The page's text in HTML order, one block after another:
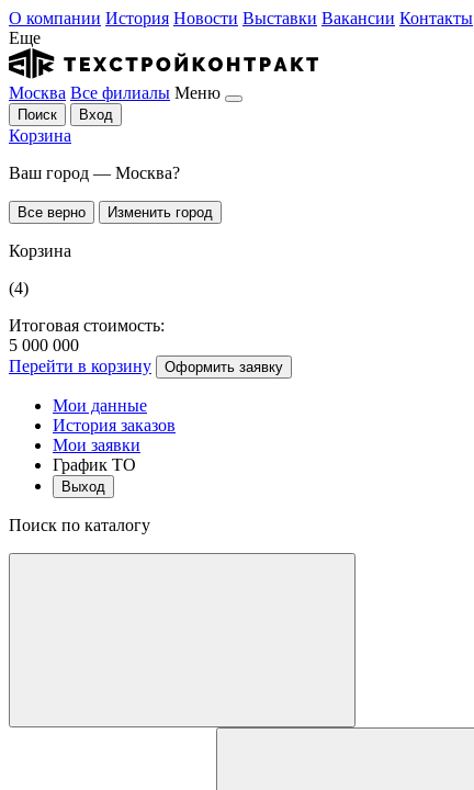
О компании История Новости Выставки Вакансии Контакты
Еще
Москва Все филиалы Меню
Поиск Вход
Корзина
Ваш город — Москва?
Все верно Изменить город
Корзина
(4)
Итоговая стоимость:
5 000 000
Перейти в корзину
Оформить заявку
Мои данные
История заказов
Мои заявки
График ТО
Выход
Поиск по каталогу